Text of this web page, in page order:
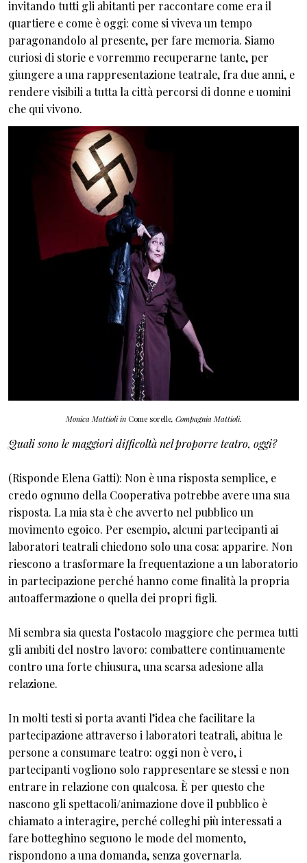
invitando tutti gli abitanti per raccontare come era il
quartiere e come è oggi: come si viveva un tempo
paragonandolo al presente, per fare memoria. Siamo
curiosi di storie e vorremmo recuperarne tante, per
giungere a una rappresentazione teatrale, fra due anni, e
rendere visibili a tutta la città percorsi di donne e uomini
che qui vivono.
Monica Mattioli in Come sorelle, Compagnia Mattioli.
Quali sono le maggiori difficoltà nel proporre teatro, oggi?
(Risponde Elena Gatti): Non è una risposta semplice, e
credo ognuno della Cooperativa potrebbe avere una sua
risposta. La mia sta è che avverto nel pubblico un
movimento egoico. Per esempio, alcuni partecipanti ai
laboratori teatrali chiedono solo una cosa: apparire. Non
riescono a trasformare la frequentazione a un laboratorio
in partecipazione perché hanno come finalità la propria
autoaffermazione o quella dei propri figli.
Mi sembra sia questa l’ostacolo maggiore che permea tutti
gli ambiti del nostro lavoro: combattere continuamente
contro una forte chiusura, una scarsa adesione alla
relazione.
In molti testi si porta avanti l’idea che facilitare la
partecipazione attraverso i laboratori teatrali, abitua le
persone a consumare teatro: oggi non è vero, i
partecipanti vogliono solo rappresentare se stessi e non
entrare in relazione con qualcosa. È per questo che
nascono gli spettacoli/animazione dove il pubblico è
chiamato a interagire, perché colleghi più interessati a
fare botteghino seguono le mode del momento,
rispondono a una domanda, senza governarla.